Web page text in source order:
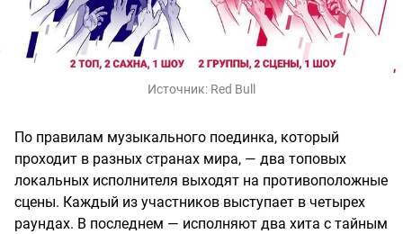
Источник: Red Bull
По правилам музыкального поединка, который
проходит в разных странах мира, — два топовых
локальных исполнителя выходят на противоположные
сцены. Каждый из участников выступает в четырех
раундах. В последнем — исполняют два хита с тайным